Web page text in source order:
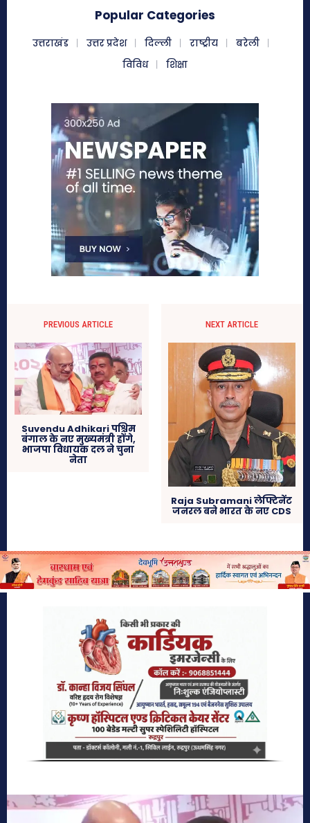
Popular Categories
उत्तराखंड उत्तर प्रदेश दिल्ली राष्ट्रीय
बरेली
विविध
शिक्षा
PREVIOUS ARTICLE
Suvendu Adhikari पश्चिम
बंगाल के नए मुख्यमंत्री होंगे,
भाजपा विधायक दल ने चुना
नेता
NEXT ARTICLE
Raja Subramani लेफ्टिनेंट
जनरल बने भारत के नए CDS